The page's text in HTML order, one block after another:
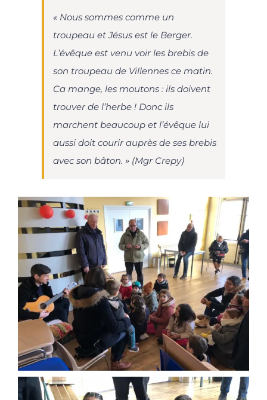
« Nous sommes comme un
troupeau et Jésus est le Berger.
L’évêque est venu voir les brebis de
son troupeau de Villennes ce matin.
Ca mange, les moutons : ils doivent
trouver de l’herbe ! Donc ils
marchent beaucoup et l’évêque lui
aussi doit courir auprès de ses brebis
avec son bâton. » (Mgr Crepy)